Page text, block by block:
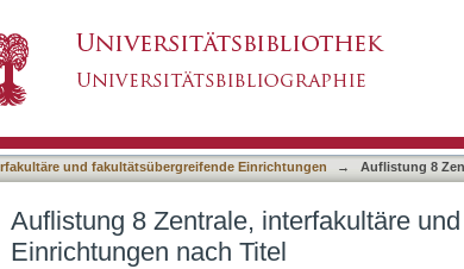
und fakultätsübergreifende Einrichtungen →
Auflistung 8
Auflistung 8 Zentrale, interfakultäre
Einrichtungen nach Titel